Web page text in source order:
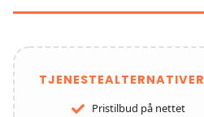
TJENESTEALTERNATIVER
Pristilbud på nettet